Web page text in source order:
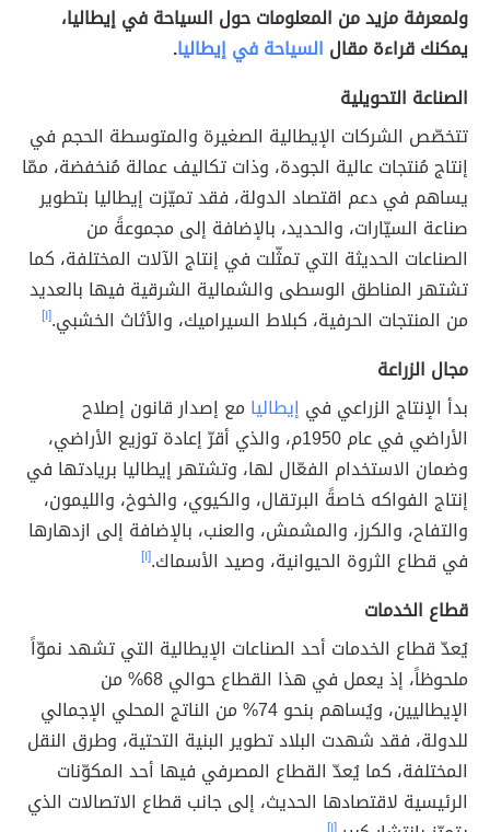
ولمعرفة مزيد من المعلومات حول السياحة في إيطاليا،
يمكنك قراءة مقال السياحة في إيطاليا.
الصناعة التحويلية
تتخصّص الشركات الإيطالية الصغيرة والمتوسطة الحجم في
إنتاج مُنتجات عالية الجودة، وذات تكاليف عمالة مُنخفضة، ممّا
يساهم في دعم اقتصاد الدولة، فقد تميّزت إيطاليا بتطوير
صناعة السيّارات، والحديد، بالإضافة إلى مجموعةً من
الصناعات الحديثة التي تمثّلت في إنتاج الآلات المختلفة، كما
تشتهر المناطق الوسطى والشمالية الشرقية فيها بالعديد
من المنتجات الحرفية، كبلاط السيراميك، والأثاث الخشبي.[١]
مجال الزراعة
بدأ الإنتاج الزراعي في إيطاليا مع إصدار قانون إصلاح
الأراضي في عام 1950م، والذي أقرّ إعادة توزيع الأراضي،
وضمان الاستخدام الفعّال لها، وتشتهر إيطاليا بريادتها في
إنتاج الفواكه خاصةً البرتقال، والكيوي، والخوخ، والليمون،
والتفاح، والكرز، والمشمش، والعنب، بالإضافة إلى ازدهارها
في قطاع الثروة الحيوانية، وصيد الأسماك.[١]
قطاع الخدمات
يُعدّ قطاع الخدمات أحد الصناعات الإيطالية التي تشهد نموّاً
ملحوظاً، إذ يعمل في هذا القطاع حوالي 68% من
الإيطاليين، ويُساهم بنحو 74% من الناتج المحلي الإجمالي
للدولة، فقد شهدت البلاد تطوير البنية التحتية، وطرق النقل
المختلفة، كما يُعدّ القطاع المصرفي فيها أحد المكوّنات
الرئيسية لاقتصادها الحديث، إلى جانب قطاع الاتصالات الذي